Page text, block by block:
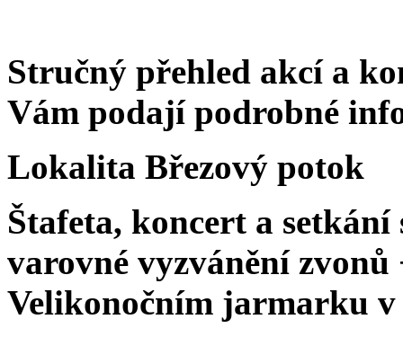
Stručný přehled akcí a
Vám podají podrobné
Lokalita Březový potok
Štafeta, koncert a setkání
varovné vyzvánění
Velikonočním jarmarku